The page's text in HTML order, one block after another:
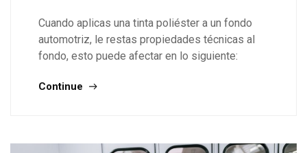
Cuando aplicas una tinta poliéster a un fondo
automotriz, le restas propiedades técnicas al
fondo, esto puede afectar en lo siguiente:
Continue